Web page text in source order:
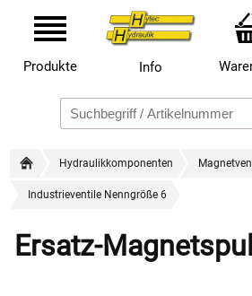
Produkte Info
Hydraulikkomponenten
Industrieventile Nenngröße 6
Ersatz-